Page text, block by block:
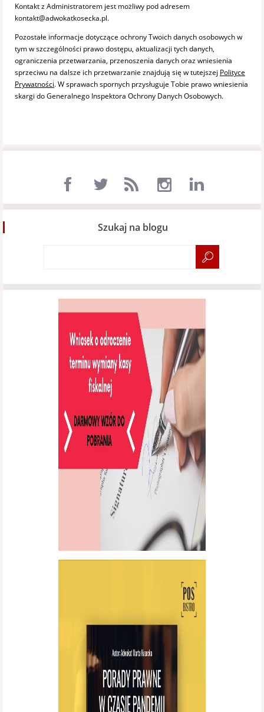
Kontakt z Administratorem jest możliwy pod adresem
kontakt@adwokatkosecka.pl.
Pozostałe informacje dotyczące ochrony Twoich danych osobowych w
tym w szczególności prawo dostępu, aktualizacji tych danych,
ograniczenia przetwarzania, przenoszenia danych oraz wniesienia
sprzeciwu na dalsze ich przetwarzanie znajdują się w tutejszej Polityce
Prywatności. W sprawach spornych przysługuje Tobie prawo wniesienia
skargi do Generalnego Inspektora Ochrony Danych Osobowych.
Szukaj na blogu